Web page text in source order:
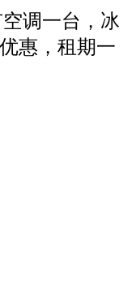
调一台，冰
惠，租期一